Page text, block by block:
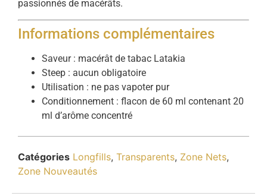
passionnés de macérâts.
Informations complémentaires
Saveur : macérât de tabac Latakia
Steep : aucun obligatoire
Utilisation : ne pas vapoter pur
Conditionnement : flacon de 60 ml contenant 20
ml d’arôme concentré
Catégories Longfills, Transparents, Zone Nets,
Zone Nouveautés